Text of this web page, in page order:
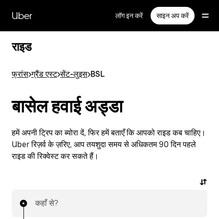
सामग्री
पर
Uber लॉग इन करें साइन अप करें
राइड
फ्रांस>ग्रैंड एस्ट>सेंट-लुइस>BSL
बासेल हवाई अड्डा
हमें अपनी ट्रिप का ब्योरा दें, फिर हमें बताएँ कि आपको राइड कब चाहिए।
Uber रिज़र्व के ज़रिए, आप तयशुदा समय से अधिकतम 90 दिन पहले
राइड की रिक्वेस्ट कर सकते हैं।
कहाँ से?